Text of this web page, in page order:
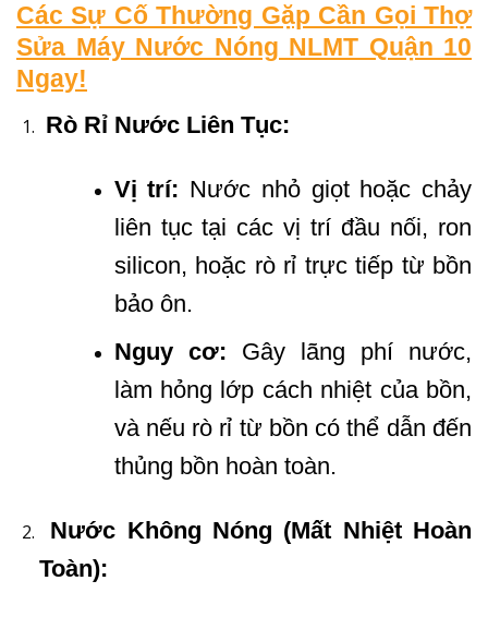
Các Sự Cố Thường Gặp Cần Gọi Thợ
Sửa Máy Nước Nóng NLMT Quận 10
Ngay!
Rò Rỉ Nước Liên Tục:
Vị trí: Nước nhỏ giọt hoặc chảy
liên tục tại các vị trí đầu nối, ron
silicon, hoặc rò rỉ trực tiếp từ bồn
bảo ôn.
Nguy cơ: Gây lãng phí nước,
làm hỏng lớp cách nhiệt của bồn,
và nếu rò rỉ từ bồn có thể dẫn đến
thủng bồn hoàn toàn.
Nước Không Nóng (Mất Nhiệt Hoàn
Toàn):